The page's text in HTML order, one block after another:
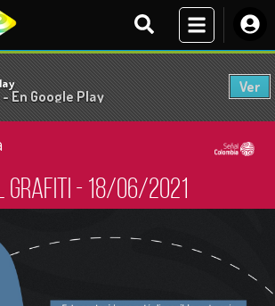
En Google Play
Ver
grafiti - 18/06/2021